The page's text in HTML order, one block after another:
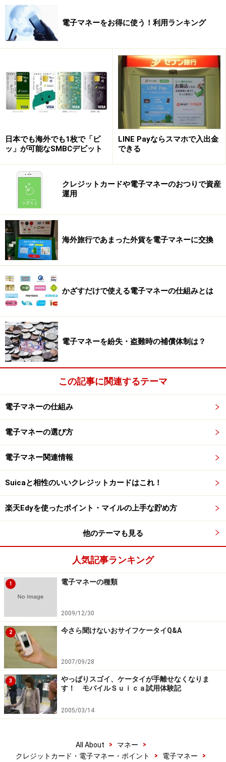
マスターカードのPaypassと提携、世界の
加盟店を利用できる
その準備のために、ドコモはマスターカードと提携し、
同カードが発行するタイプＡ／Ｂに対応した
Paypass（後払い式電子マネー）の技術を譲り受けまし
た。これで、ｉＤは国内ではフェリカ対応の読取機を利
用し、海外ではタイプＡ／Ｂ対応のPaypass加盟店（世
界41カ国約50万加盟店）の読取機を使えるようになった
のです。
現在、対応するスマートフォンは、ドコモの2012年冬モ
デルのソニーモバイルSO-01EとシャープSH-02Eの二機
種ですが、海外利用仕様にするのは簡単で、ｉＤ（ＤＣ
ＭＸ利用に限る）がインストールされていれば、ボタン
ひとつ押すだけで、Paypass加盟店でも使えるようにな
ります。これでｉＤを国内、海外の両方で使えるように
なるわけです。
フェリカの顔を立てたドコモらしい解決策
それにしても、互換性のないフェリカとタイプＡ／Ｂを
共に使えるというのは不思議です。しかし、これにはカ
ラクリがあります。ボタンを押すことでｉＤとPaypass
を連携させるのです。その結果、海外で利用した際には
一旦はPaypassで処理されますが、後でｉＤ利用分とし
ｉＤとすることが可能なわけです。うまく考えたもので
す。
いずれにしろ、これでｉＤを使って海外でも買い物がで
きるようになるわけで、日本のおサイフケータイもいよ
いよ海外へ進出する時が来たといえるでしょう。このサ
ービスのスタートは2013年度上半期になります。
本記事の内容は一般的な情報提供を目的としており、特定の金融
電子マネーをお得に使う！利用ランキング
日本でも海外でも1枚で「ピ
ッ」が可能なSMBCデビット
LINE Payならスマホで入出金
できる
クレジットカードや電子マネーのおつりで資産
運用
海外旅行であまった外貨を電子マネーに交換
かざすだけで使える電子マネーの仕組みとは
電子マネーを紛失・盗難時の補償体制は？
この記事に関連するテーマ
電子マネーの仕組み
電子マネーの選び方
電子マネー関連情報
Suicaと相性のいいクレジットカードはこれ！
楽天Edyを使ったポイント・マイルの上手な貯め方
他のテーマも見る
人気記事ランキング
1 電子マネーの種類
2009/12/30
2 今さら聞けないおサイフケータイQ&A
2007/09/28
3
やっぱりスゴイ、ケータイが手離せなくなりま
す！ モバイルＳｕｉｃａ試用体験記
2005/03/14
All About > マネー
>
クレジットカード・電子マネー・ポイント
> 電子マネー >